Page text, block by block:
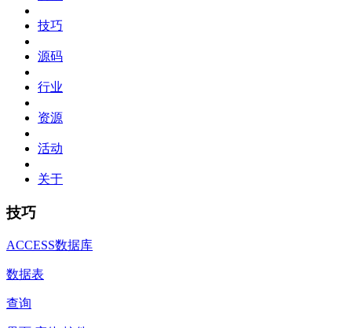
技巧
源码
行业
资源
活动
关于
技巧
ACCESS数据库
数据表
查询